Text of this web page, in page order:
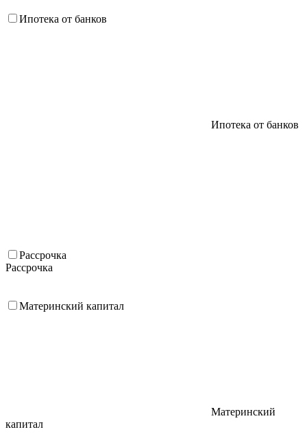
Ипотека от банков
Ипотека от банков
Рассрочка
Рассрочка
Материнский капитал
Материнский
капитал